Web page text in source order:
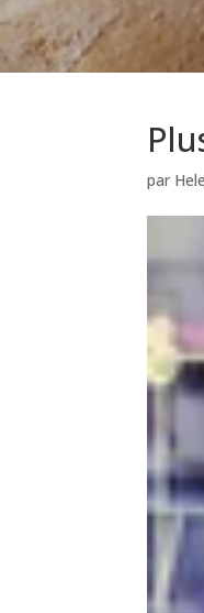
par